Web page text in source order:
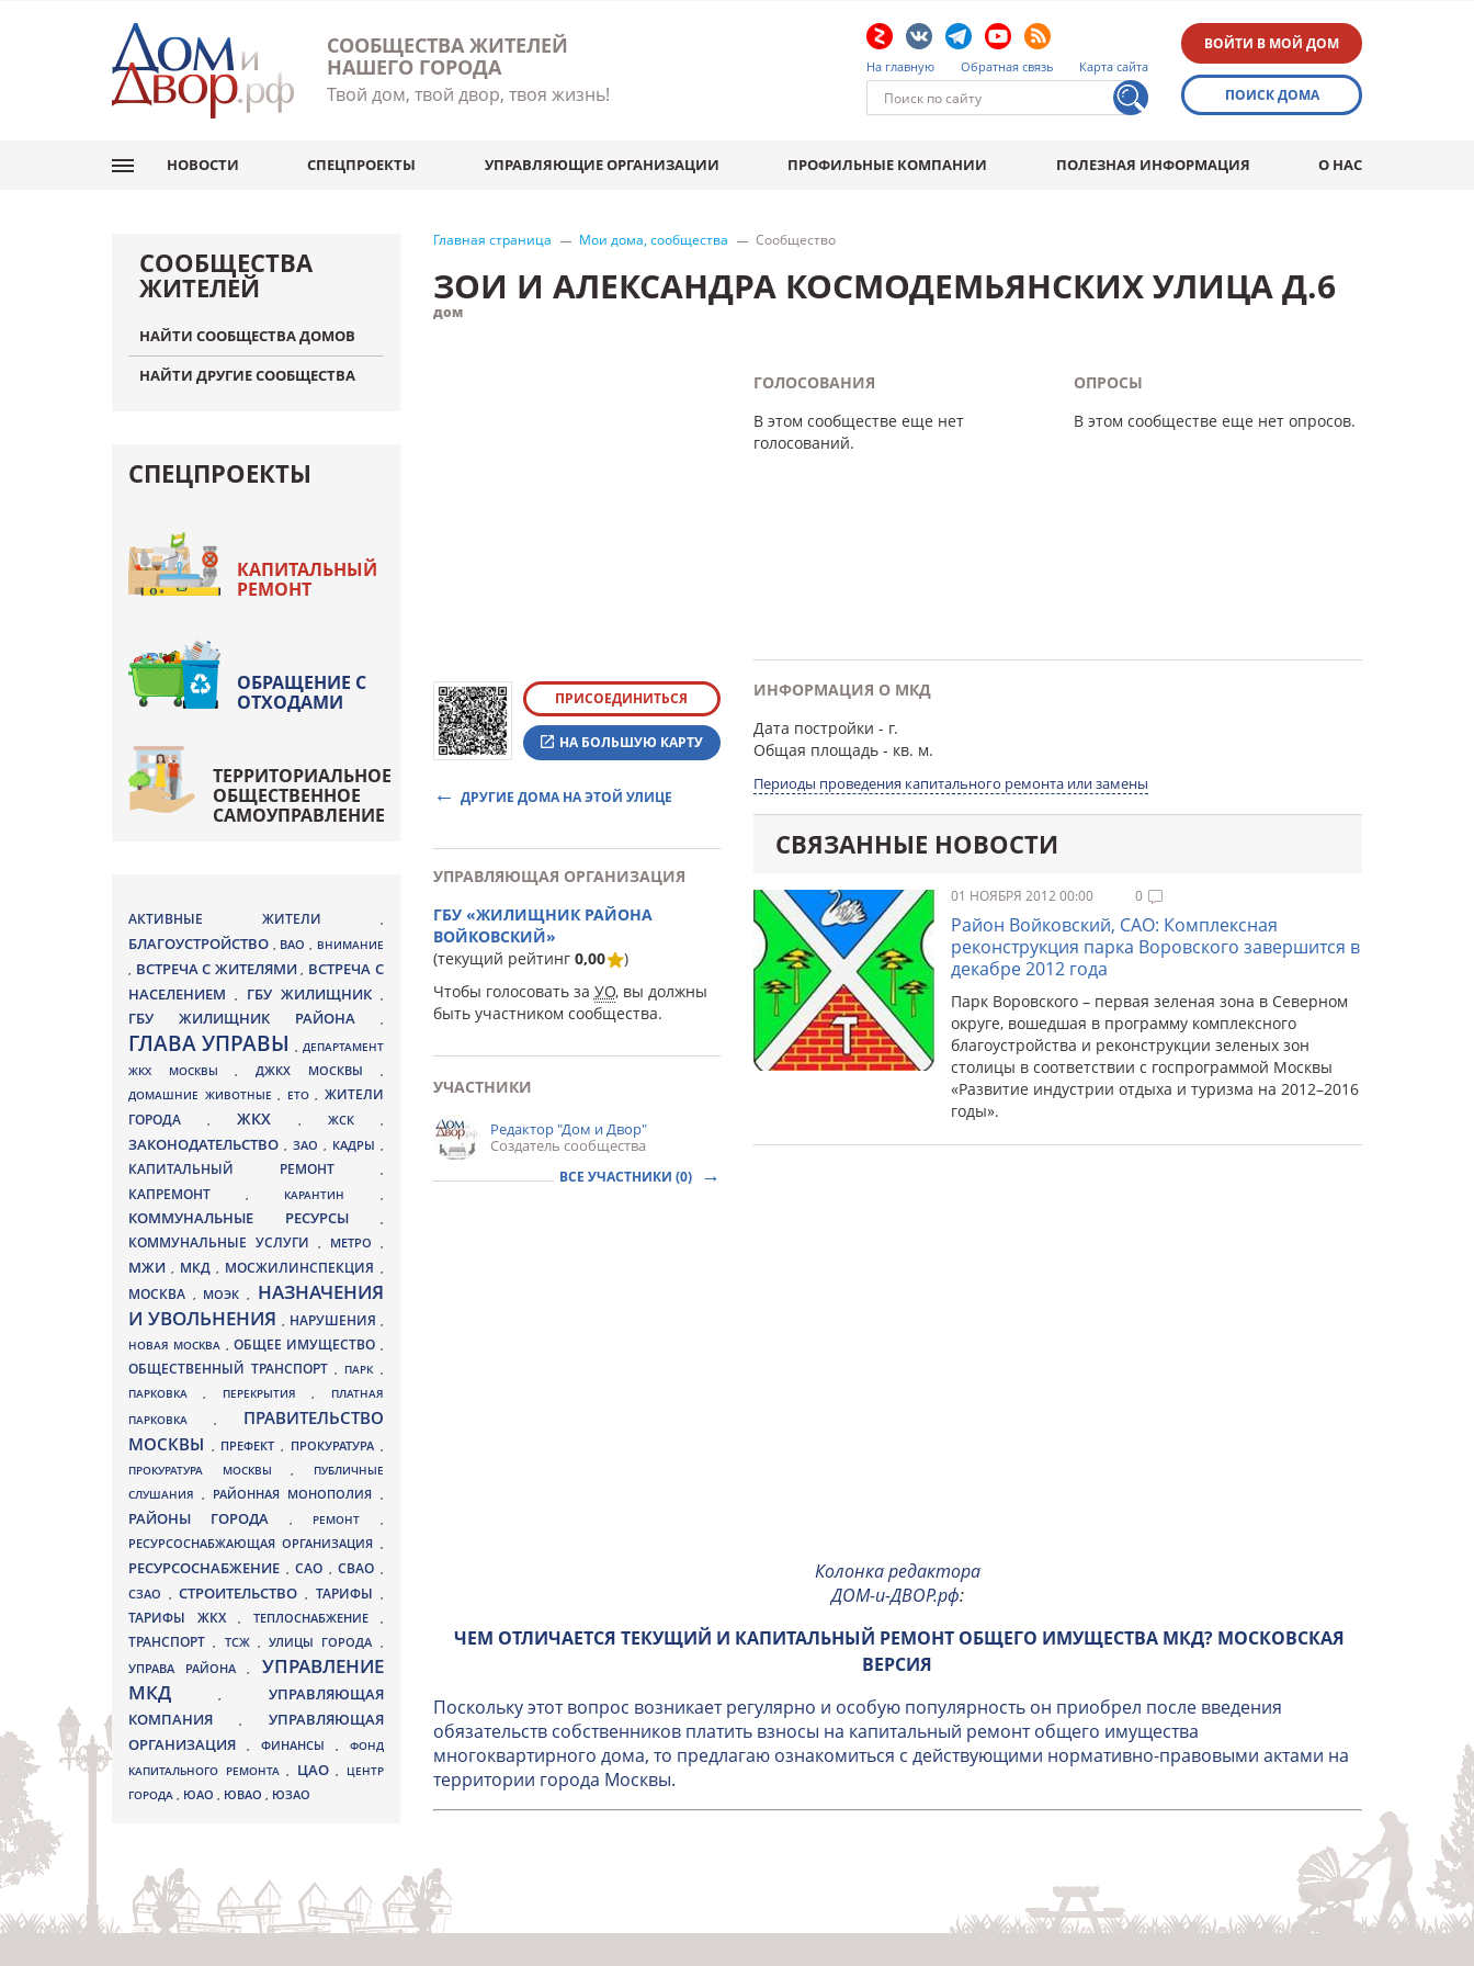
СООБЩЕСТВА ЖИТЕЛЕЙ
НАШЕГО ГОРОДА
Твой дом, твой двор, твоя жизнь!
На главную Обратная связь Карта сайта
ВОЙТИ В МОЙ ДОМ
ПОИСК ДОМА
НОВОСТИ СПЕЦПРОЕКТЫ УПРАВЛЯЮЩИЕ ОРГАНИЗАЦИИ ПРОФИЛЬНЫЕ КОМПАНИИ ПОЛЕЗНАЯ ИНФОРМАЦИЯ О НАС
Главная страница Мои дома, сообщества Сообщество
ЗОИ И АЛЕКСАНДРА КОСМОДЕМЬЯНСКИХ УЛИЦА Д.6
дом
ПРИСОЕДИНИТЬСЯ
НА БОЛЬШУЮ КАРТУ
ДРУГИЕ ДОМА НА ЭТОЙ УЛИЦЕ
УПРАВЛЯЮЩАЯ ОРГАНИЗАЦИЯ
ГБУ «ЖИЛИЩНИК РАЙОНА
ВОЙКОВСКИЙ»
(текущий рейтинг 0,00
)
Чтобы голосовать за УО, вы должны
быть участником сообщества.
УЧАСТНИКИ
Редактор "Дом и Двор"
Создатель сообщества
ВСЕ УЧАСТНИКИ (0)
ГОЛОСОВАНИЯ
В этом сообществе еще нет
голосований.
ОПРОСЫ
В этом сообществе еще нет опросов.
ИНФОРМАЦИЯ О МКД
Дата постройки - г.
Общая площадь- кв. м.
Периоды проведения капитального ремонта или замены
СВЯЗАННЫЕ НОВОСТИ
01 НОЯБРЯ 2012 00:00 0
Район Войковский, САО: Комплексная
реконструкция парка Воровского завершится в
декабре 2012 года
Парк Воровского – первая зеленая зона в Северном
округе, вошедшая в программу комплексного
благоустройства и реконструкции зеленых зон
столицы в соответствии с госпрограммой Москвы
«Развитие индустрии отдыха и туризма на 2012–2016
годы».
Колонка редактора
ДОМ-и-ДВОР.рф:
ЧЕМ ОТЛИЧАЕТСЯ ТЕКУЩИЙ И КАПИТАЛЬНЫЙ РЕМОНТ ОБЩЕГО ИМУЩЕСТВА МКД? МОСКОВСКАЯ
ВЕРСИЯ
Поскольку этот вопрос возникает регулярно и особую популярность он приобрел после введения
обязательств собственников платить взносы на капитальный ремонт общего имущества
многоквартирного дома, то предлагаю ознакомиться с действующими нормативно-правовыми актами на
территории города Москвы.
СООБЩЕСТВА
ЖИТЕЛЕЙ
НАЙТИ СООБЩЕСТВА ДОМОВ
НАЙТИ ДРУГИЕ СООБЩЕСТВА
СПЕЦПРОЕКТЫ
КАПИТАЛЬНЫЙ
РЕМОНТ
ОБРАЩЕНИЕ С
ОТХОДАМИ
ТЕРРИТОРИАЛЬНОЕ
ОБЩЕСТВЕННОЕ
САМОУПРАВЛЕНИЕ
АКТИВНЫЕ ЖИТЕЛИ ,
БЛАГОУСТРОЙСТВО , ВАО , ВНИМАНИЕ
, ВСТРЕЧА С ЖИТЕЛЯМИ, ВСТРЕЧА С
НАСЕЛЕНИЕМ
, ГБУ ЖИЛИЩНИК ,
ГБУ ЖИЛИЩНИК РАЙОНА ,
ГЛАВА УПРАВЫ, ДЕПАРТАМЕНТ
ЖКХ МОСКВЫ,ДЖКХ МОСКВЫ ,
ДОМАШНИЕ ЖИВОТНЫЕ , ЕТО , ЖИТЕЛИ
ГОРОДА
, ЖКХ , ЖСК ,
ЗАКОНОДАТЕЛЬСТВО , ЗАО , КАДРЫ ,
КАПИТАЛЬНЫЙ РЕМОНТ ,
КАПРЕМОНТ , КАРАНТИН ,
КОММУНАЛЬНЫЕ РЕСУРСЫ ,
КОММУНАЛЬНЫЕ УСЛУГИ , МЕТРО ,
МЖИ, МКД , МОСЖИЛИНСПЕКЦИЯ ,
МОСКВА , МОЭК ,
НАЗНАЧЕНИЯ
И УВОЛЬНЕНИЯ , НАРУШЕНИЯ ,
НОВАЯ МОСКВА , ОБЩЕЕ ИМУЩЕСТВО ,
ОБЩЕСТВЕННЫЙ ТРАНСПОРТ, ПАРК ,
ПАРКОВКА, ПЕРЕКРЫТИЯ,
ПЛАТНАЯ
ПАРКОВКА ,
ПРАВИТЕЛЬСТВО
МОСКВЫ , ПРЕФЕКТ, ПРОКУРАТУРА ,
ПРОКУРАТУРА МОСКВЫ ,
ПУБЛИЧНЫЕ
СЛУШАНИЯ, РАЙОННАЯ МОНОПОЛИЯ ,
РАЙОНЫ ГОРОДА , РЕМОНТ ,
РЕСУРСОСНАБЖАЮЩАЯ ОРГАНИЗАЦИЯ ,
РЕСУРСОСНАБЖЕНИЕ , САО , СВАО ,
СЗАО ,СТРОИТЕЛЬСТВО, ТАРИФЫ ,
ТАРИФЫ ЖКХ , ТЕПЛОСНАБЖЕНИЕ ,
ТРАНСПОРТ, ТСЖ , УЛИЦЫ ГОРОДА ,
УПРАВА РАЙОНА, УПРАВЛЕНИЕ
МКД, УПРАВЛЯЮЩАЯ
КОМПАНИЯ
, УПРАВЛЯЮЩАЯ
ОРГАНИЗАЦИЯ
, ФИНАНСЫ , ФОНД
КАПИТАЛЬНОГО РЕМОНТА , ЦАО ,
ЦЕНТР
ГОРОДА , ЮАО , ЮВАО , ЮЗАО